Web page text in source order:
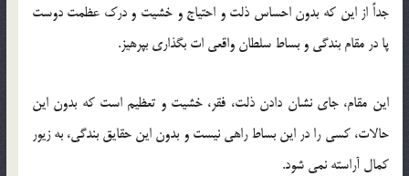
جداً از اين كه بدون احساس ذلت و احتياج و خشيت و درك عظمت دوست
پا در مقام بندگى و بساط سلطان واقعى ‏ات بگذارى بپرهيز.
اين مقام، جاى نشان دادن ذلت، فقر، خشيت و تعظيم است كه بدون اين
حالات، كسى را در اين بساط راهى نيست و بدون اين حقايق بندگى، به زيور
كمال آراسته نمى ‏شود.